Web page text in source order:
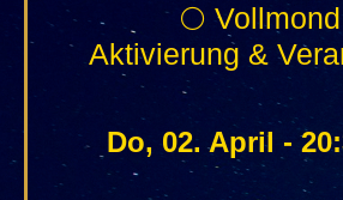
🌕
Aktivierung &
Do, 02. April -